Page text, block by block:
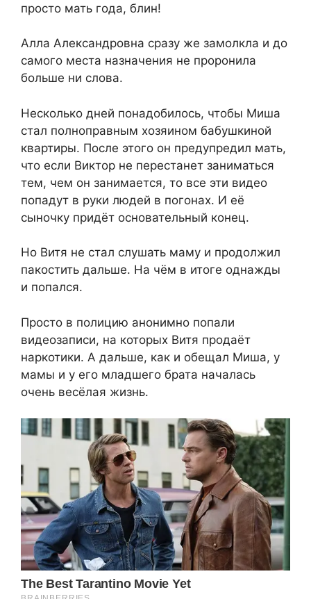
просто мать года, блин!
Алла Александровна сразу же замолкла и до
самого места назначения не проронила
больше ни слова.
Несколько дней понадобилось, чтобы Миша
стал полноправным хозяином бабушкиной
квартиры. После этого он предупредил мать,
что если Виктор не перестанет заниматься
тем, чем он занимается, то все эти видео
попадут в руки людей в погонах. И её
сыночку придёт основательный конец.
Но Витя не стал слушать маму и продолжил
пакостить дальше. На чём в итоге однажды
и попался.
Просто в полицию анонимно попали
видеозаписи, на которых Витя продаёт
наркотики. А дальше, как и обещал Миша, у
мамы и у его младшего брата началась
очень весёлая жизнь.